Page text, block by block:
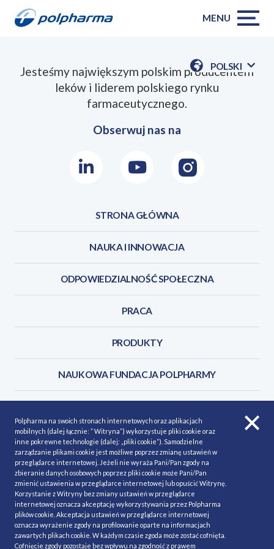
MENU
POLSKI
POKAŻ
Jesteśmy największym polskim producentem
leków i liderem polskiego rynku
farmaceutycznego.
Obserwuj nas na
LinkedInYoutubeInstagram
STRONA GŁÓWNA
NAUKA I INNOWACJA
ODPOWIEDZIALNOŚĆ SPOŁECZNA
PRACA
PRODUKTY
NAUKOWA FUNDACJA POLPHARMY
POLITYKA COOKIES
Polityka prywatności
MAPA STRONY
NASZE SERWISY
MATERIAŁY DO POBRANIA
MINIMALIZACJA RYZYKA
Polpharma na swoich stronach internetowych oraz aplikacjach
mobilnych (dalej łącznie: ” Witryna”) wykorzystuje pliki cookie oraz
inne pokrewne technologie (dalej: „pliki cookie”). Samodzielne
zarządzanie plikami cookie jest możliwe poprzez zmianę ustawień w
przeglądarce internetowej. Jeżeli nie wyraża Pani/Pan zgody na
zbieranie danych osobowych poprzez pliki cookie może Pani/Pan
zmienić ustawienia w przeglądarce internetowej lub opuścić Witrynę.
Korzystanie z Witryny bez zmiany ustawień w przeglądarce
internetowej oznacza akceptację wykorzystywania przez Polpharma
plików cookie. Akceptacja ustawień w przeglądarce internetowej
oznacza wyrażenie zgody na profilowanie oparte na informacjach
zawartych plikach cookie. W każdym czasie zgoda może zostać cofnięta.
Cofnięcie zgody pozostaje bez wpływu na zgodność z prawem